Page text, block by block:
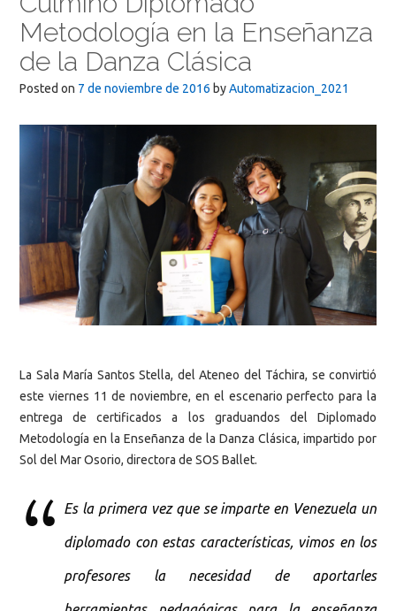
Metodología en la Enseñanza
de la Danza Clásica
Posted on 7 de noviembre de 2016 byAutomatizacion_2021
La Sala María Santos Stella, del Ateneo del Táchira, se convirtió
este viernes 11 de noviembre, en el escenario perfecto para la
entrega de certificados a los graduandos del Diplomado
Metodología en la Enseñanza de la Danza Clásica, impartido por
Sol del Mar Osorio, directora de SOS Ballet.
Es la primera vez que se imparte en Venezuela un
diplomado con estas características, vimos en los
profesores la necesidad de aportarles